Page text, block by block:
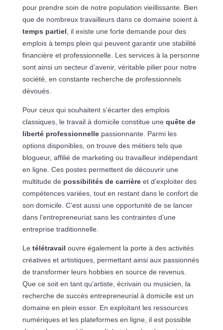
pour prendre soin de notre population vieillissante. Bien
que de nombreux travailleurs dans ce domaine soient à
temps partiel , il existe une forte demande pour des
emplois à temps plein qui peuvent garantir une stabilité
financière et professionnelle. Les services à la personne
sont ainsi un secteur d’avenir, véritable pilier pour notre
société, en constante recherche de professionnels
dévoués.
Pour ceux qui souhaitent s’écarter des emplois
classiques, le travail à domicile constitue une quête de
liberté professionnellepassionnante. Parmi les
options disponibles, on trouve des métiers tels que
blogueur, affilié de marketing ou travailleur indépendant
en ligne. Ces postes permettent de découvrir une
multitude de possibilités de carrièreet d’exploiter des
compétences variées, tout en restant dans le confort de
son domicile. C’est aussi une opportunité de se lancer
dans l’entrepreneuriat sans les contraintes d’une
entreprise traditionnelle.
Le télétravail ouvre également la porte à des activités
créatives et artistiques, permettant ainsi aux passionnés
de transformer leurs hobbies en source de revenus.
Que ce soit en tant qu’artiste, écrivain ou musicien, la
recherche de succès entrepreneurial à domicile est un
domaine en plein essor. En exploitant les ressources
numériques et les plateformes en ligne, il est possible